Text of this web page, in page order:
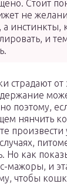
Стоит
не
а инстинкты,
и
страдают от
поэтому,
нянчить
Но как
мажоры, и
чтобы